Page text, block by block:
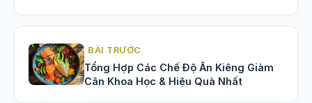
BÀI TRƯỚC
Tổng Hợp Các Chế Độ Ăn Kiêng Giảm
Cân Khoa Học & Hiệu Quả Nhất